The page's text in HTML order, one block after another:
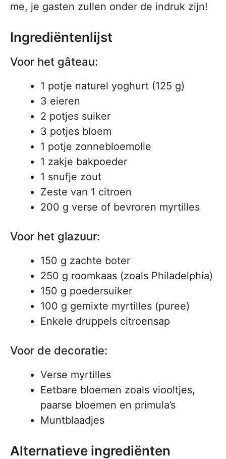
me, je gasten zullen onder de indruk zijn!
Ingrediëntenlijst
Voor het gâteau:
1 potje naturel yoghurt (125 g)
3 eieren
2 potjes suiker
3 potjes bloem
1 potje zonnebloemolie
1 zakje bakpoeder
1 snufje zout
Zeste van 1 citroen
200 g verse of bevroren myrtilles
Voor het glazuur:
150 g zachte boter
250 g roomkaas (zoals Philadelphia)
150 g poedersuiker
100 g gemixte myrtilles (puree)
Enkele druppels citroensap
Voor de decoratie:
Verse myrtilles
Eetbare bloemen zoals viooltjes,
paarse bloemen en primula’s
Muntblaadjes
Alternatieve ingrediënten